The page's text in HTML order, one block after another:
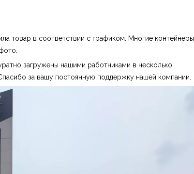
товар в соответствии с графиком. Многие контейнеры
загружены нашими работниками в несколько
за вашу постоянную поддержку нашей компании.